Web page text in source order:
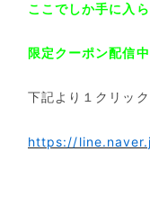
ここでしか手に入
限定クーポン配信中
下記より１クリッ
https://